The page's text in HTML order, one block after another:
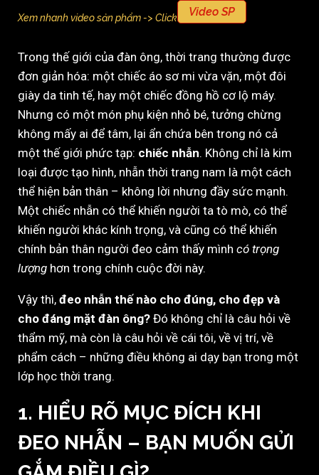
Xem nhanh video sản phẩm -> Click Video SP
Trong thế giới của đàn ông, thời trang thường được
đơn giản hóa: một chiếc áo sơ mi vừa vặn, một đôi
giày da tinh tế, hay một chiếc đồng hồ cơ lộ máy.
Nhưng có một món phụ kiện nhỏ bé, tưởng chừng
không mấy ai để tâm, lại ẩn chứa bên trong nó cả
một thế giới phức tạp: chiếc nhẫn. Không chỉ là kim
loại được tạo hình, nhẫn thời trang nam là một cách
thể hiện bản thân – không lời nhưng đầy sức mạnh.
Một chiếc nhẫn có thể khiến người ta tò mò, có thể
khiến người khác kính trọng, và cũng có thể khiến
chính bản thân người đeo cảm thấy mình có trọng
lượng hơn trong chính cuộc đời này.
Vậy thì, đeo nhẫn thế nào cho đúng, cho đẹp và
cho đáng mặt đàn ông? Đó không chỉ là câu hỏi về
thẩm mỹ, mà còn là câu hỏi về cái tôi, về vị trí, về
phẩm cách – những điều không ai dạy bạn trong một
lớp học thời trang.
1. HIỂU RÕ MỤC ĐÍCH KHI
ĐEO NHẪN – BẠN MUỐN GỬI